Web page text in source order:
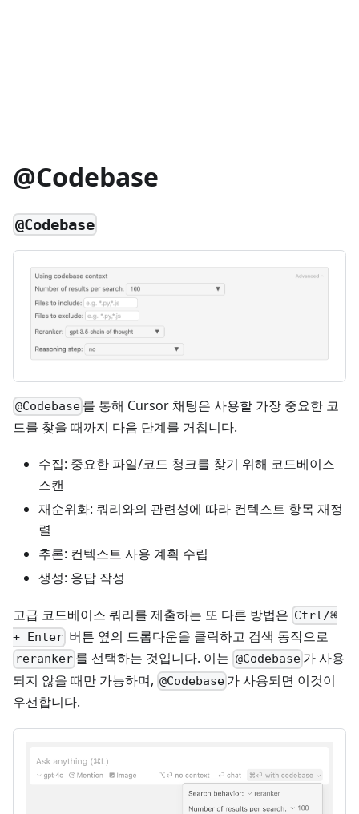
@Codebase
@Codebase
@Codebase 를 통해 Cursor 채팅은 사용할 가장 중요한 코
드를 찾을 때까지 다음 단계를 거칩니다.
수집: 중요한 파일/코드 청크를 찾기 위해 코드베이스
스캔
재순위화: 쿼리와의 관련성에 따라 컨텍스트 항목 재정
렬
추론: 컨텍스트 사용 계획 수립
생성: 응답 작성
고급 코드베이스 쿼리를 제출하는 또 다른 방법은 Ctrl/⌘
+ Enter 버튼 옆의 드롭다운을 클릭하고 검색 동작으로
reranker 를 선택하는 것입니다. 이는 @Codebase가 사용
되지 않을 때만 가능하며, @Codebase 가 사용되면 이것이
우선합니다.